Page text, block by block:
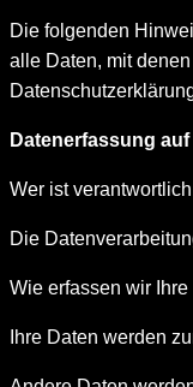
Die folgenden
alle Daten, mit
Datenerfassung
Wer ist
Die
Wie erfassen wir
Ihre Daten werden